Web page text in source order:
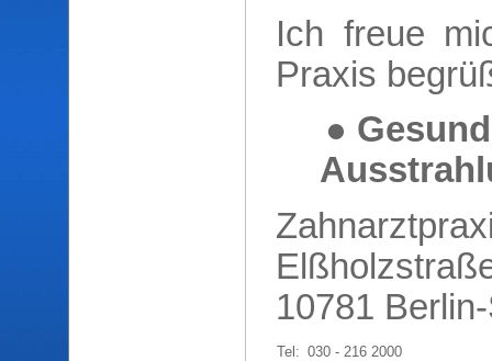
Ich freue
Praxis
●
10781
Tel: 030 - 216 2000